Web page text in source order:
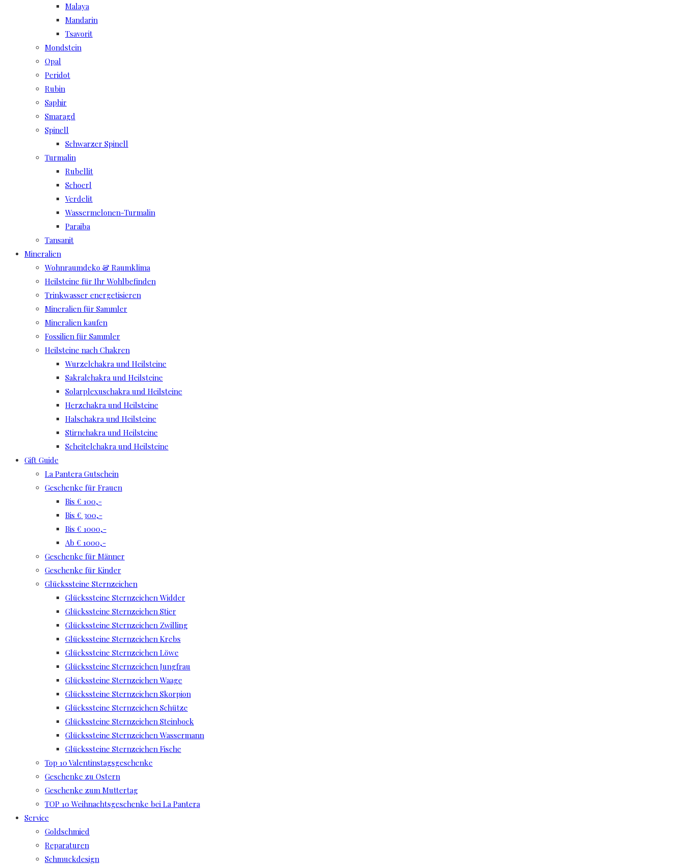
Malaya
Mandarin
Tsavorit
Mondstein
Opal
Peridot
Rubin
Saphir
Smaragd
Spinell
Schwarzer Spinell
Turmalin
Rubellit
Schoerl
Verdelit
Wassermelonen-Turmalin
Paraiba
Tansanit
Mineralien
Wohnraumdeko & Raumklima
Heilsteine für Ihr Wohlbefinden
Trinkwasser energetisieren
Mineralien für Sammler
Mineralien kaufen
Fossilien für Sammler
Heilsteine nach Chakren
Wurzelchakra und Heilsteine
Sakralchakra und Heilsteine
Solarplexuschakra und Heilsteine
Herzchakra und Heilsteine
Halschakra und Heilsteine
Stirnchakra und Heilsteine
Scheitelchakra und Heilsteine
Gift Guide
La Pantera Gutschein
Geschenke für Frauen
Bis € 100,-
Bis € 300,-
Bis € 1000,-
Ab € 1000,-
Geschenke für Männer
Geschenke für Kinder
Glückssteine Sternzeichen
Glückssteine Sternzeichen Widder
Glückssteine Sternzeichen Stier
Glückssteine Sternzeichen Zwilling
Glückssteine Sternzeichen Krebs
Glückssteine Sternzeichen Löwe
Glückssteine Sternzeichen Jungfrau
Glückssteine Sternzeichen Waage
Glückssteine Sternzeichen Skorpion
Glückssteine Sternzeichen Schütze
Glückssteine Sternzeichen Steinbock
Glückssteine Sternzeichen Wassermann
Glückssteine Sternzeichen Fische
Top 10 Valentinstagsgeschenke
Geschenke zu Ostern
Geschenke zum Muttertag
TOP 10 Weihnachtsgeschenke bei La Pantera
Service
Goldschmied
Reparaturen
Schmuckdesign